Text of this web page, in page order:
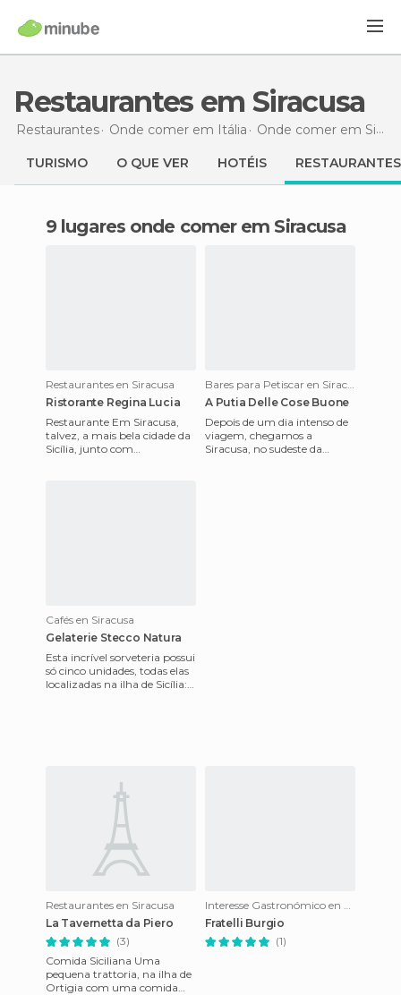
Restaurantes em Siracusa
Restaurantes Onde comer em Itália Onde comer em Sicília
TURISMO O QUE VER HOTÉIS RESTAURANTES
9 lugares onde comer em Siracusa
Restaurantes en Siracusa
Ristorante Regina Lucia
Restaurante Em Siracusa,
talvez, a mais bela cidade da
Sicília, junto com
Bares para Petiscar en Siracusa
A Putia Delle Cose Buone
Depois de um dia intenso de
viagem, chegamos a
Siracusa, no sudeste da
Cafés en Siracusa
Gelaterie Stecco Natura
Esta incrível sorveteria possui
só cinco unidades, todas elas
localizadas na ilha de Sicília:
Restaurantes en Siracusa
La Tavernetta da Piero
(3)
Comida Siciliana Uma
pequena trattoria, na ilha de
Ortigia com uma comida
Interesse Gastronómico en Siracusa
Fratelli Burgio
(1)